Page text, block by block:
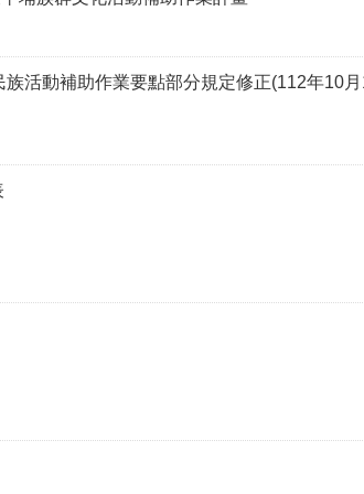
活動補助作業要點部分規定修正(112年10